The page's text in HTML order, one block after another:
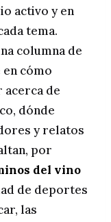
activo y en
tema.
columna de
cómo
acerca de
dónde
y relatos
por
del vino
de deportes
las